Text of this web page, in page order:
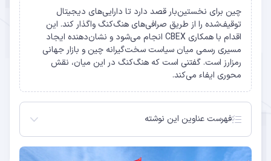
چین برای نخستین‌بار قصد دارد تا دارایی‌های دیجیتال
توقیف‌شده را از طریق صرافی‌های هنگ‌کنگ واگذار کند. این
اقدام با همکاری CBEX انجام می‌شود و نشان‌دهنده ایجاد
مسیری رسمی میان سیاست سخت‌گیرانه چین و بازار جهانی
رمزارز است. گفتنی است که هنگ‌کنگ در این میان، نقش
محوری ایفاء می‌کند.
فهرست عناوین این نوشته